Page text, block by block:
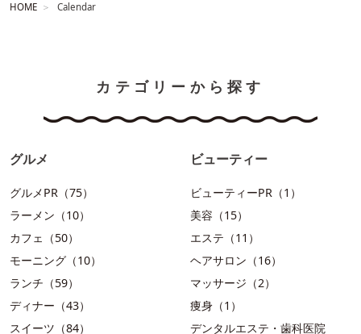
HOME Calendar
カテゴリーから探す
グルメ
グルメPR（75）
ラーメン（10）
カフェ（50）
モーニング（10）
ランチ（59）
ディナー（43）
スイーツ（84）
ビューティー
ビューティーPR（1）
美容（15）
エステ（11）
ヘアサロン（16）
マッサージ（2）
痩身（1）
デンタルエステ・歯科医院